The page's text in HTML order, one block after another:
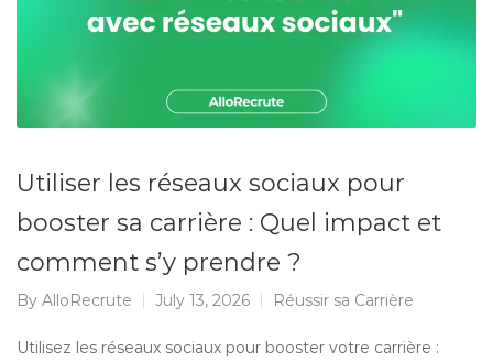
Utiliser les réseaux sociaux pour
booster sa carrière : Quel impact et
comment s’y prendre ?
By AlloRecrute July 13, 2026 Réussir sa Carrière
Utilisez les réseaux sociaux pour booster votre carrière :